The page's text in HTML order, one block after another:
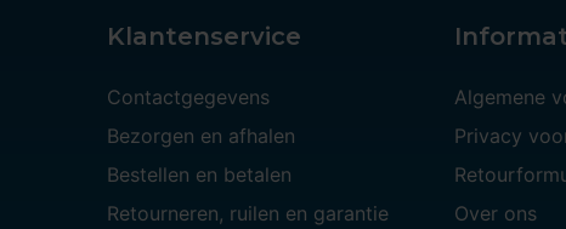
Klantenservice
Contactgegevens
Bezorgen en afhalen
Bestellen en betalen
Retourneren, ruilen en garantie
Algemene
Privacy
Over ons